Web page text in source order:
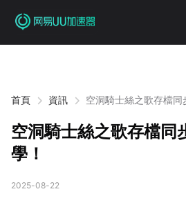
首頁 資訊 空洞騎士絲之歌存檔同
空洞騎士絲之歌存檔同
學！
2025-08-22